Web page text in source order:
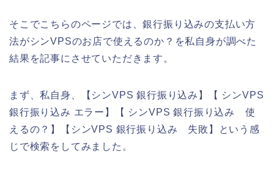
そこでこちらのページでは、銀行振り込みの支払い方
法がシンVPSのお店で使えるのか？を私自身が調べた
結果を記事にさせていただきます。
まず、私自身、【シンVPS 銀行振り込み】【 シンVPS
銀行振り込み エラー】【 シンVPS 銀行振り込み 使
えるの？】【シンVPS 銀行振り込み 失敗】という感
じで検索をしてみました。